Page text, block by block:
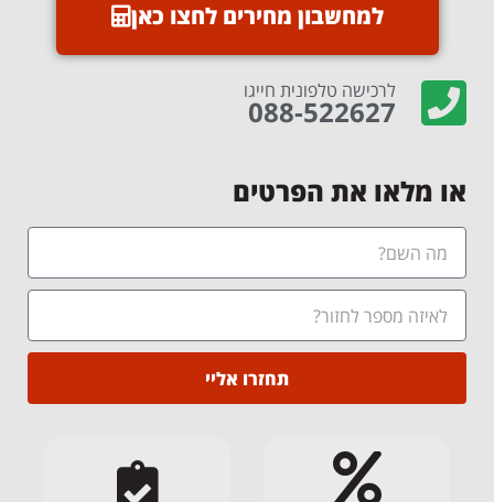
למחשבון מחירים לחצו כאן
לרכישה טלפונית חייגו
088-522627
או מלאו את הפרטים
תחזרו אליי